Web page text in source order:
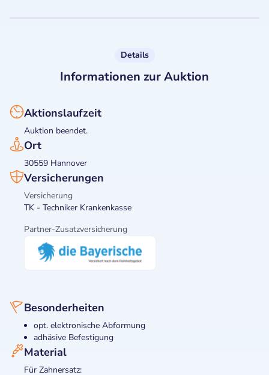
Details
Informationen zur Auktion
Aktionslaufzeit
Auktion beendet.
Ort
30559 Hannover
Versicherungen
Versicherung
TK - Techniker Krankenkasse
Partner-Zusatzversicherung
Besonderheiten
opt. elektronische Abformung
adhäsive Befestigung
Material
Für Zahnersatz: